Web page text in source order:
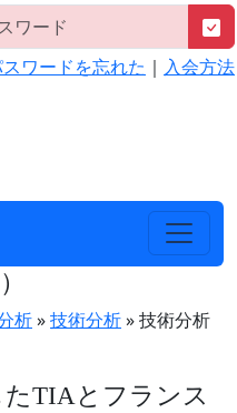
ワードを忘れた ｜ 入会方法
析»技術分析» 技術分析
TIAとフランス